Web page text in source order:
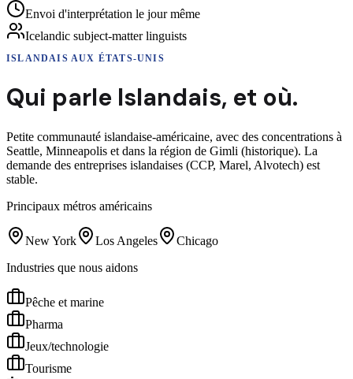
Envoi d'interprétation le jour même
Icelandic subject-matter linguists
ISLANDAIS AUX ÉTATS-UNIS
Qui parle Islandais, et où.
Petite communauté islandaise-américaine, avec des concentrations à
Seattle, Minneapolis et dans la région de Gimli (historique). La
demande des entreprises islandaises (CCP, Marel, Alvotech) est
stable.
Principaux métros américains
New York Los Angeles
Chicago
Industries que nous aidons
Pêche et marine
Pharma
Jeux/technologie
Tourisme